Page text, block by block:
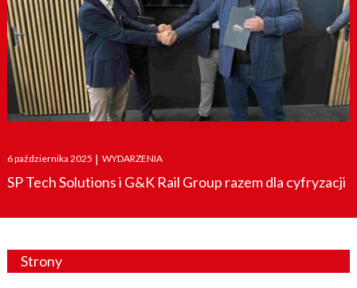
Posted
on
6 października 2025 | WYDARZENIA
SP Tech Solutions i G&K Rail Group razem dla cyfryzacji
Strony